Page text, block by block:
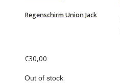
Regenschirm Union Jack
€30,00
Out of stock